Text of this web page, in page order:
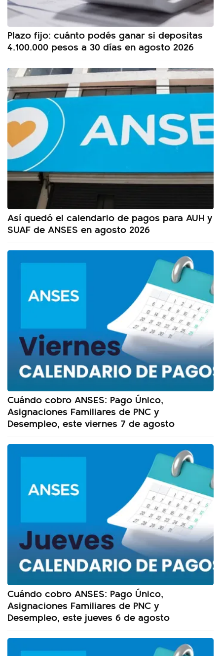
Plazo fijo: cuánto podés ganar si depositas
4.100.000 pesos a 30 días en agosto 2026
Así quedó el calendario de pagos para AUH y
SUAF de ANSES en agosto 2026
Cuándo cobro ANSES: Pago Único,
Asignaciones Familiares de PNC y
Desempleo, este viernes 7 de agosto
Cuándo cobro ANSES: Pago Único,
Asignaciones Familiares de PNC y
Desempleo, este jueves 6 de agosto